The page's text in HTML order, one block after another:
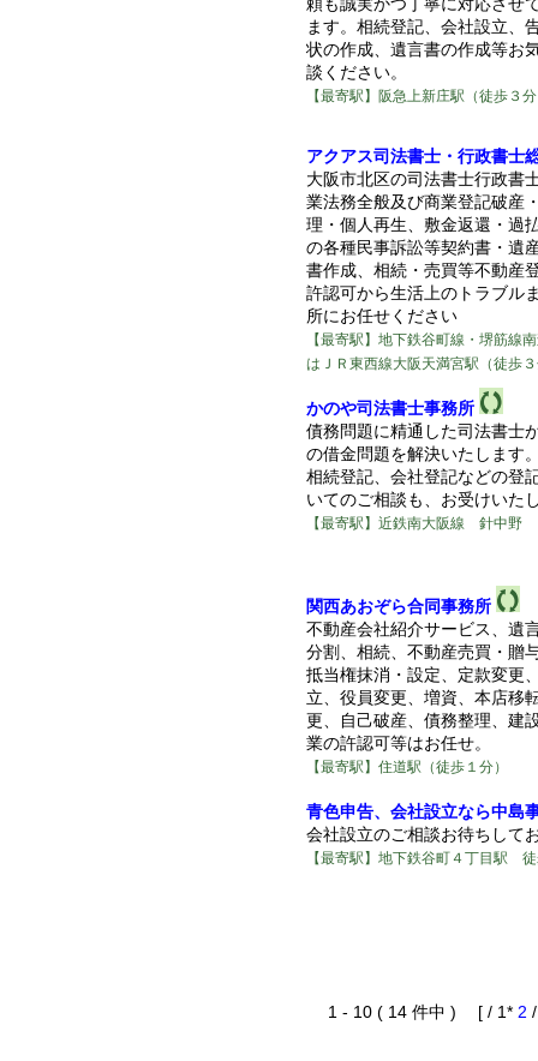
ます。相続登記、会社設立、
状の作成、遺言書の作成等お
談ください。
【最寄駅】阪急上新庄駅（徒歩３
アクアス司法書士・行政書士
大阪市北区の司法書士行政書
業法務全般及び商業登記破産
理・個人再生、敷金返還・過
の各種民事訴訟等契約書・遺
書作成、相続・売買等不動産
許認可から生活上のトラブル
所にお任せください
【最寄駅】地下鉄谷町線・堺筋線
はＪＲ東西線大阪天満宮駅（徒歩
かのや司法書士事務所
債務問題に精通した司法書士
の借金問題を解決いたします
相続登記、会社登記などの登
いてのご相談も、お受けいた
【最寄駅】近鉄南大阪線 針中野
関西あおぞら合同事務所
不動産会社紹介サービス、遺
分割、相続、不動産売買・贈
抵当権抹消・設定、定款変更
立、役員変更、増資、本店移
更、自己破産、債務整理、建
業の許認可等はお任せ。
【最寄駅】住道駅（徒歩１分）
青色申告、会社設立なら中島
会社設立のご相談お待ちして
【最寄駅】地下鉄谷町４丁目駅
1 - 10 ( 14 件中 ) [ / 1* 2